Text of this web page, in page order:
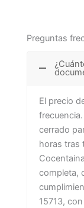
Preguntas
El precio
cerrado
horas tras
completa,
15713,